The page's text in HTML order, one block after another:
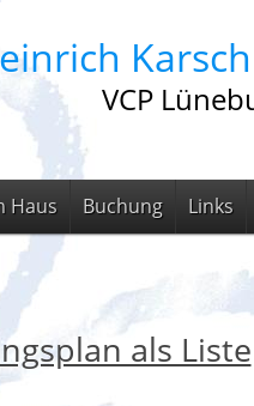
VCP
Haus Buchung Links
als Liste